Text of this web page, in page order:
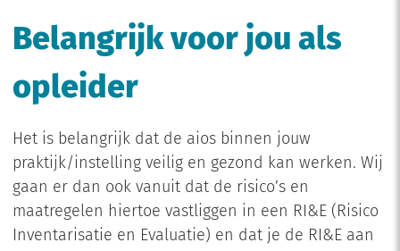
Belangrijk voor jou als
opleider
Het is belangrijk dat de aios binnen jouw
praktijk/instelling veilig en gezond kan werken. Wij
gaan er dan ook vanuit dat de risico’s en
maatregelen hiertoe vastliggen in een RI&E (Risico
Inventarisatie en Evaluatie) en dat je de RI&E aan